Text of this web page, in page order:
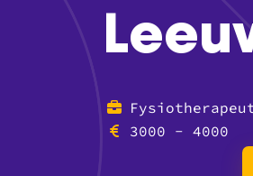
3000 - 4000